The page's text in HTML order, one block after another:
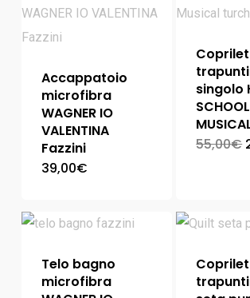
Accappatoio
microfibra
WAGNER IO
VALENTINA
Fazzini
39,00€
singolo
SCHOOL
55,00€
Telo bagno
microfibra